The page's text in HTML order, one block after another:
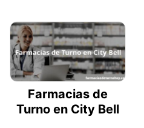
Farmacias de
Turno en City Bell